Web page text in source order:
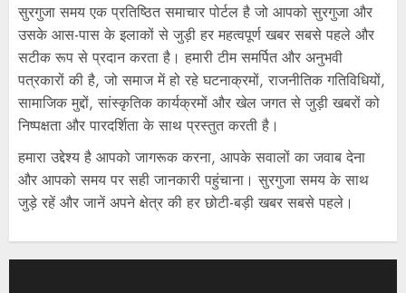
सुरगुजा समय एक प्रतिष्ठित समाचार पोर्टल है जो आपको सुरगुजा और
उसके आस-पास के इलाकों से जुड़ी हर महत्वपूर्ण खबर सबसे पहले और
सटीक रूप से प्रदान करता है। हमारी टीम समर्पित और अनुभवी
पत्रकारों की है, जो समाज में हो रहे घटनाक्रमों, राजनीतिक गतिविधियों,
सामाजिक मुद्दों, सांस्कृतिक कार्यक्रमों और खेल जगत से जुड़ी खबरों को
निष्पक्षता और पारदर्शिता के साथ प्रस्तुत करती है।
हमारा उद्देश्य है आपको जागरूक करना, आपके सवालों का जवाब देना
और आपको समय पर सही जानकारी पहुंचाना। सुरगुजा समय के साथ
जुड़े रहें और जानें अपने क्षेत्र की हर छोटी-बड़ी खबर सबसे पहले।